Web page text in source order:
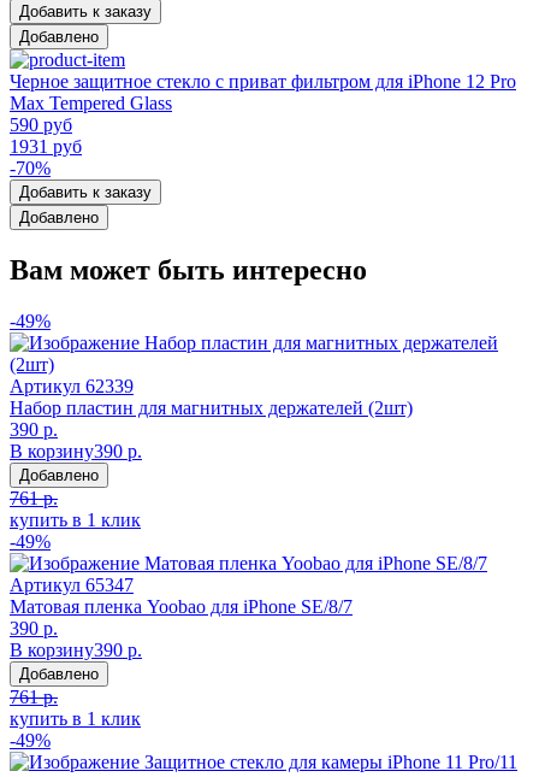
Добавить к заказу
Добавлено
Черное защитное стекло с приват фильтром для iPhone 12 Pro
Max Tempered Glass
590 руб
1931 руб
-70%
Добавить к заказу
Добавлено
Вам может быть интересно
-49%
Артикул 62339
Набор пластин для магнитных держателей (2шт)
390 р.
В корзину390 р.
Добавлено
761 р.
купить в 1 клик
-49%
Артикул 65347
Матовая пленка Yoobao для iPhone SE/8/7
390 р.
В корзину390 р.
Добавлено
761 р.
купить в 1 клик
-49%